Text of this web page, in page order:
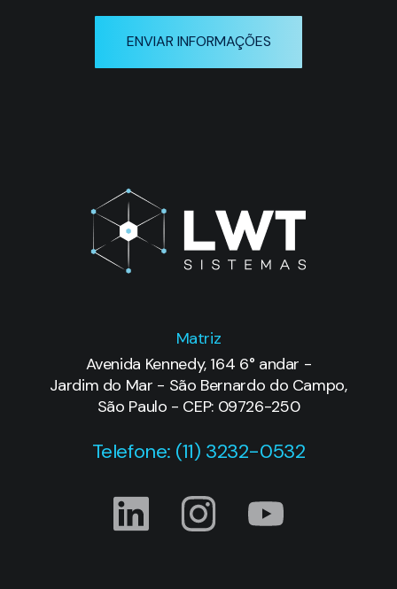
ENVIAR INFORMAÇÕES
Matriz
Avenida Kennedy, 164 6° andar -
Jardim do Mar - São Bernardo do Campo,
São Paulo - CEP: 09726-250
Telefone: (11) 3232-0532